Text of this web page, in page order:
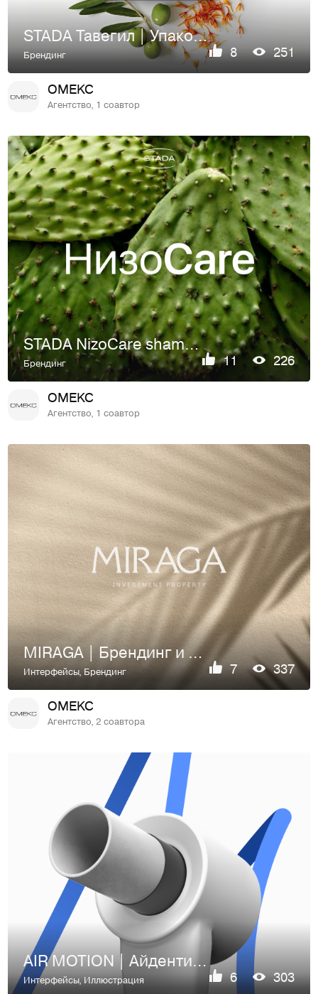
STADA Тавегил | Упаковка
Брендинг 8 251
OMEKC
Агентство, 1 соавтор
STADA NizoCare shampoo | Упаковка
Брендинг 11 226
OMEKC
Агентство, 1 соавтор
MIRAGA | Брендинг и веб-сайт девелопера на Бали
Интерфейсы,Брендинг 7 337
OMEKC
Агентство, 2 соавтора
AIR MOTION | Айдентика и цифровая экосистема для медтеха
Интерфейсы,Иллюстрация 6 303